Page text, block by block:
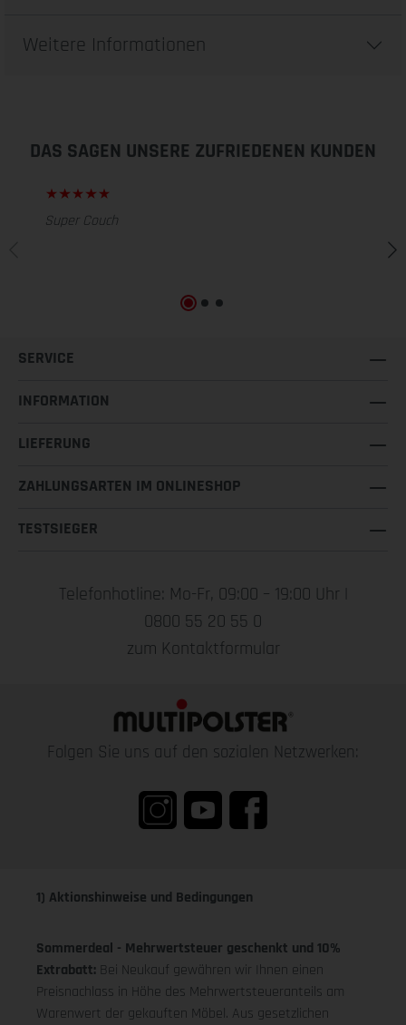
Weitere Informationen
DAS SAGEN UNSERE ZUFRIEDENEN KUNDEN
Super Couch
SERVICE
INFORMATION
LIEFERUNG
ZAHLUNGSARTEN IM ONLINESHOP
TESTSIEGER
Telefonhotline: Mo-Fr, 09:00 – 19:00 Uhr |
0800 55 20 55 0
zum Kontaktformular
Folgen Sie uns auf den sozialen Netzwerken:
1) Aktionshinweise und Bedingungen
Sommerdeal - Mehrwertsteuer geschenkt und 10%
Extrabatt: Bei Neukauf gewähren wir Ihnen einen
Preisnachlass in Höhe des Mehrwertsteueranteils am
Warenwert der gekauften Möbel. Aus gesetzlichen